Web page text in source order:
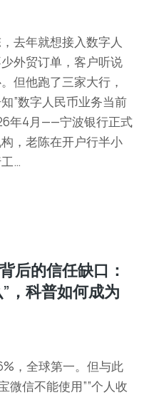
去年就想接入数字人
外贸订单，客户听说
但他跑了三家大行，
”数字人民币业务当前
年4月——宁波银行正式
，老陈在开户行半小
…
后的信任缺口：
，科普如何成为
，全球第一。但与此
微信不能使用””个人收